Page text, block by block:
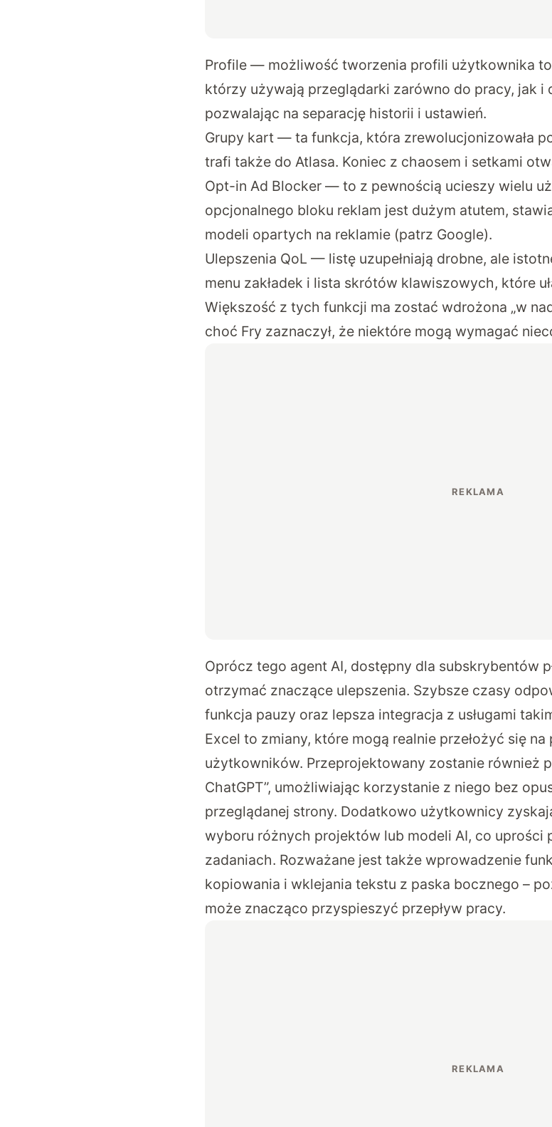
Profile — możliwość tworzenia profili użytkownika
którzy używają przeglądarki zarówno do pracy, jak i
pozwalając na separację historii i ustawień.
Grupy kart — ta funkcja, która zrewolucjonizowała
trafi także do Atlasa. Koniec z chaosem i setkami
Opt-in Ad Blocker — to z pewnością ucieszy wielu
opcjonalnego bloku reklam jest dużym atutem,
modeli opartych na reklamie (patrz Google).
Ulepszenia QoL — listę uzupełniają drobne, ale
menu zakładek i lista skrótów klawiszowych, które
Większość z tych funkcji ma zostać wdrożona „w
choć Fry zaznaczył, że niektóre mogą wymagać
Oprócz tego agent AI, dostępny dla subskrybentów
otrzymać znaczące ulepszenia. Szybsze czasy
funkcja pauzy oraz lepsza integracja z usługami
Excel to zmiany, które mogą realnie przełożyć się
użytkowników. Przeprojektowany zostanie również
ChatGPT”, umożliwiając korzystanie z niego bez
przeglądanej strony. Dodatkowo użytkownicy
wyboru różnych projektów lub modeli AI, co uprości
zadaniach. Rozważane jest także wprowadzenie
kopiowania i wklejania tekstu z paska bocznego –
może znacząco przyspieszyć przepływ pracy.